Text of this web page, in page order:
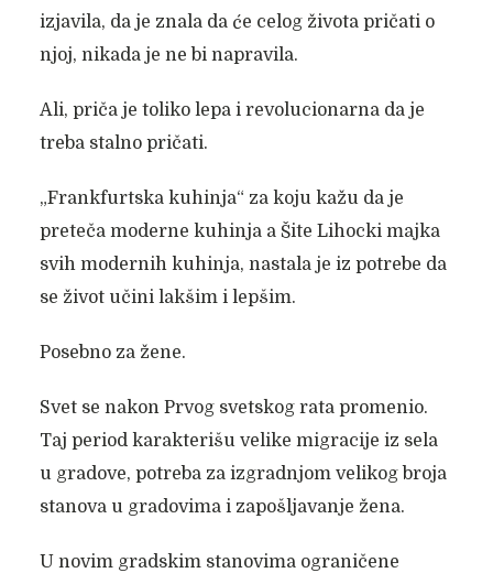
izjavila, da je znala da će celog života pričati o
njoj, nikada je ne bi napravila.
Ali, priča je toliko lepa i revolucionarna da je
treba stalno pričati.
„Frankfurtska kuhinja“ za koju kažu da je
preteča moderne kuhinja a Šite Lihocki majka
svih modernih kuhinja, nastala je iz potrebe da
se život učini lakšim i lepšim.
Posebno za žene.
Svet se nakon Prvog svetskog rata promenio.
Taj period karakterišu velike migracije iz sela
u gradove, potreba za izgradnjom velikog broja
stanova u gradovima i zapošljavanje žena.
U novim gradskim stanovima ograničene